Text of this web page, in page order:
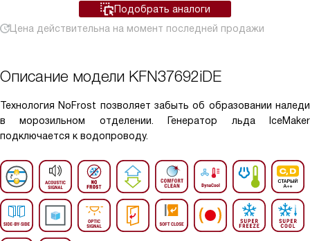
Подобрать аналоги
Цена действительна на момент последней продажи
Описание модели KFN37692iDE
Технология NoFrost позволяет забыть об образовании наледи
в морозильном отделении. Генератор льда IceMaker
подключается к водопроводу.